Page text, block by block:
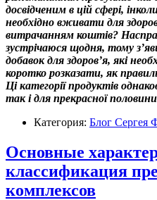
досвідченим в цій сфері,
необхідно вживати для
витрачанням коштів?
зустрічаюся щодня, тому
добавок для здоров’я, які
коротко розказати, як
Ці категорії продуктів
так і для прекрасної
Категория: Блог Сергея
Основные
классификация
комплексов